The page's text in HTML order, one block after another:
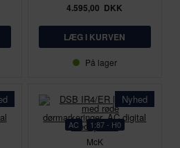
4.595,00 DKK
På lager
Nyhed
AC 1:87 - H0
McK